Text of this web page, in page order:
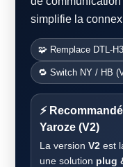
simplifie la
🧩 Remplace DTL-
🔁 Switch NY / HB
⚡
Yaroze (V2)
La version V2 est
une solution plug